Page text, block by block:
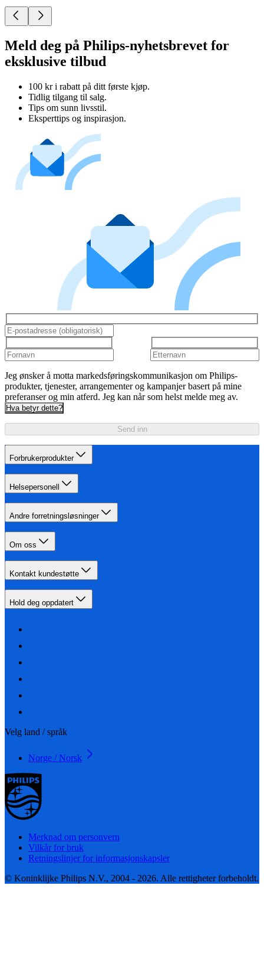
Meld deg på Philips-nyhetsbrevet for
eksklusive tilbud
100 kr i rabatt på ditt første kjøp.
Tidlig tilgang til salg.
Tips om sunn livsstil.
Eksperttips og inspirasjon.
Jeg ønsker å motta markedsføringskommunikasjon om Philips-
produkter, tjenester, arrangementer og kampanjer basert på mine
preferanser og min atferd. Jeg kan når som helst melde meg av.
Hva betyr dette?
Send inn
Forbrukerprodukter
Helsepersonell
Andre forretningsløsninger
Om oss
Kontakt kundestøtte
Hold deg oppdatert
Velg land / språk
Norge / Norsk
Merknad om personvern
Vilkår for bruk
Retningslinjer for informasjonskapsler
© Koninklijke Philips N.V., 2004 - 2026. Alle rettigheter forbeholdt.